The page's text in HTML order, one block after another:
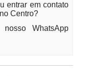
entrar em contato
Centro?
WhatsApp